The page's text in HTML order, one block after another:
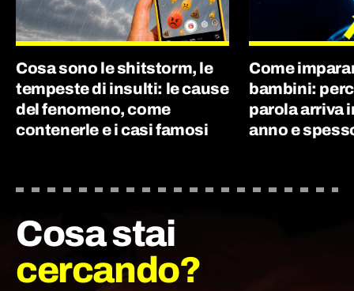
Cosa sono le shitstorm, le
tempeste di insulti: le cause
del fenomeno, come
contenerle e i casi famosi
Come
bambini:
parola arriva
anno e
Cosa stai
cercando?